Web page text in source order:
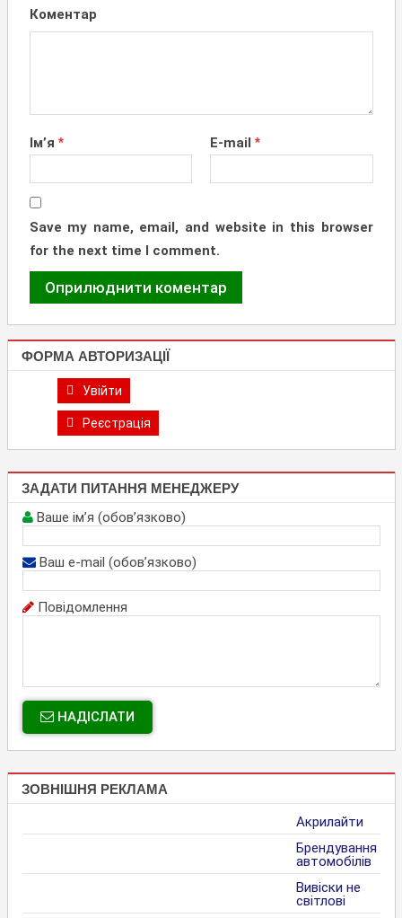
Коментар
Ім’я * E-mail *
Save my name, email, and website in this browser
for the next time I comment.
ФОРМА АВТОРИЗАЦІЇ
Увійти
Реєстрація
ЗАДАТИ ПИТАННЯ МЕНЕДЖЕРУ
Ваше ім’я (обов’язково)
Ваш e-mail (обов’язково)
Повідомлення
НАДІСЛАТИ
ЗОВНІШНЯ РЕКЛАМА
Акрилайти
Брендування
автомобілів
Вивіски не
світлові